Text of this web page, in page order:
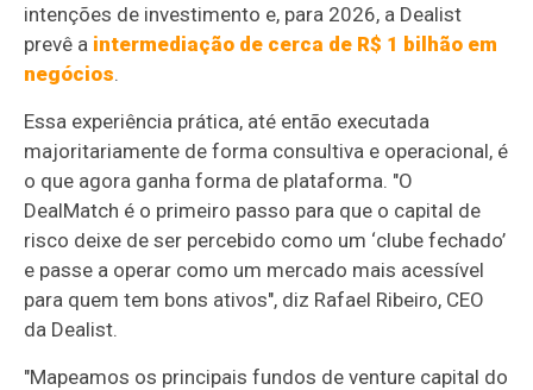
intenções de investimento e, para 2026, a Dealist
prevê a intermediação de cerca de R$ 1 bilhão em
negócios.
Essa experiência prática, até então executada
majoritariamente de forma consultiva e operacional, é
o que agora ganha forma de plataforma. "O
DealMatch é o primeiro passo para que o capital de
risco deixe de ser percebido como um ‘clube fechado’
e passe a operar como um mercado mais acessível
para quem tem bons ativos", diz Rafael Ribeiro, CEO
da Dealist.
"Mapeamos os principais fundos de venture capital do